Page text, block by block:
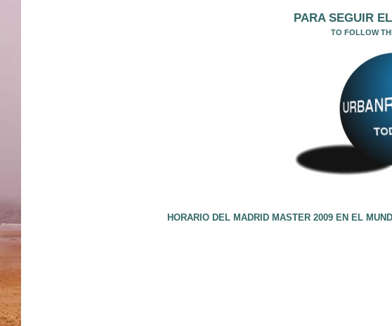
PARA SEGUIR
TO FOLLOW
HORARIO DEL MADRID MASTER 2009 EN EL